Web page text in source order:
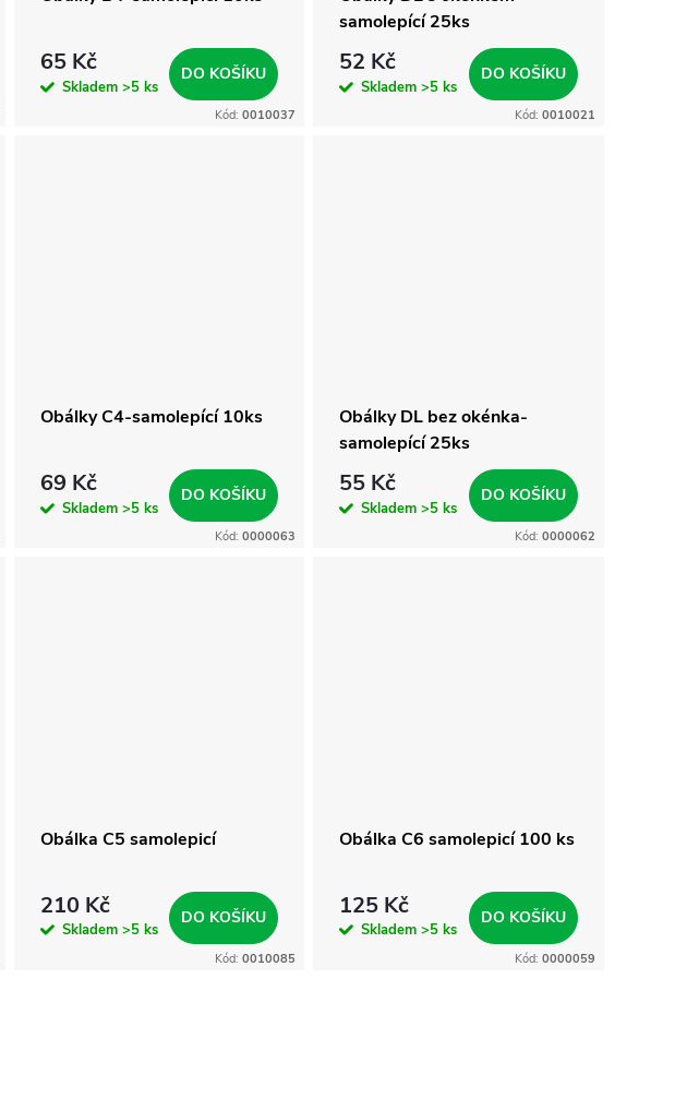
65 Kč
Skladem >5 ks
DO KOŠÍKU
Kód:0010037
samolepící 25ks
52 Kč
Skladem>5 ks
DO KOŠÍKU
Kód: 0010021
Obálky C4-samolepící 10ks
69 Kč
Skladem >5 ks
DO KOŠÍKU
Kód:0000063
Obálky DL bez okénka-
samolepící 25ks
55 Kč
Skladem>5 ks
DO KOŠÍKU
Kód: 0000062
Obálka C5 samolepicí
210 Kč
Skladem >5 ks
DO KOŠÍKU
Kód:0010085
Obálka C6 samolepicí 100 ks
125 Kč
Skladem>5 ks
DO KOŠÍKU
Kód: 0000059